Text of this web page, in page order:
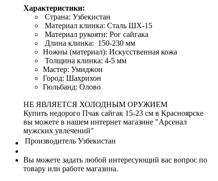
Характеристики:
Страна: Узбекистан
Материал клинка: Сталь ШХ-15
Материал рукояти: Рог сайгака
Длина клинка: 150-230 мм
Ножны (материал): Искусственная кожа
Толщина клинка: 4-5 мм
Мастер: Умиджон
Город: Шахрихон
Гюльбанд: Олово
НЕ ЯВЛЯЕТСЯ ХОЛОДНЫМ ОРУЖИЕМ
Купить недорого Пчак сайгак 15-23 см в Красноярске
вы можете в нашем интернет магазине "Арсенал
мужских увлечений"
Производитель Узбекистан
Вы можете задать любой интересующий вас вопрос по
товару или работе магазина.